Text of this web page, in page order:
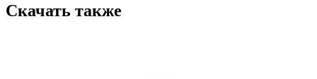
Скачать также